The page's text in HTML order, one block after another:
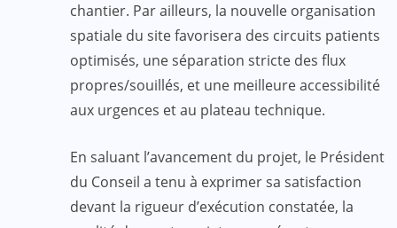
chantier. Par ailleurs, la nouvelle organisation
spatiale du site favorisera des circuits patients
optimisés, une séparation stricte des flux
propres/souillés, et une meilleure accessibilité
aux urgences et au plateau technique.
En saluant l’avancement du projet, le Président
du Conseil a tenu à exprimer sa satisfaction
devant la rigueur d’exécution constatée, la